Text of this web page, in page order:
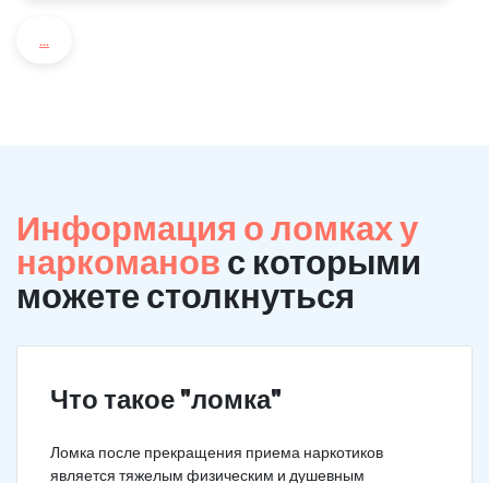
...
Информация о ломках у
наркоманов с которыми
можете столкнуться
Что такое "ломка"
Ломка после прекращения приема наркотиков
является тяжелым физическим и душевным